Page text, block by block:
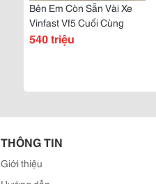
Bên Em Còn Sẵn Vài Xe
Vinfast Vf5 Cuối Cùng
540 triệu
THÔNG TIN
Giới thiệu